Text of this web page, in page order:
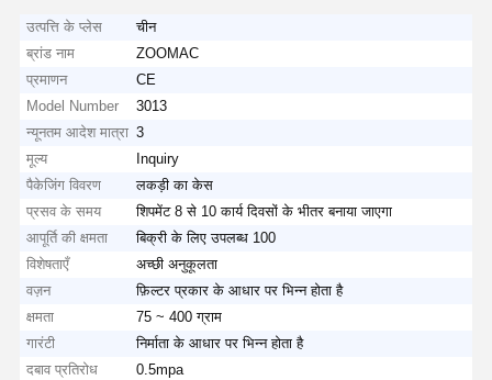
उत्पत्ति के प्लेस
चीन
ब्रांड नाम
ZOOMAC
प्रमाणन
CE
Model Number
3013
न्यूनतम आदेश मात्रा 3
मूल्य
Inquiry
पैकेजिंग विवरण
लकड़ी का केस
प्रसव के समय
शिपमेंट 8 से 10 कार्य दिवसों के भीतर बनाया जाएगा
आपूर्ति की क्षमता
बिक्री के लिए उपलब्ध 100
विशेषताएँ
अच्छी अनुकूलता
वज़न
फ़िल्टर प्रकार के आधार पर भिन्न होता है
क्षमता
75 ~ 400 ग्राम
गारंटी
निर्माता के आधार पर भिन्न होता है
दबाव प्रतिरोध
0.5mpa